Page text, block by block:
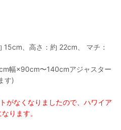
、高さ：約 22cm、 マチ：
幅×90cm〜140cmアジャスター
す)
がなくなりましたので、ハワイア
ります。